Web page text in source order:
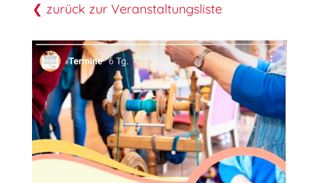
❮ zurück zur Veranstaltungsliste